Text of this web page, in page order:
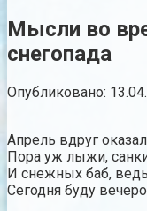
Мысли во
снегопада
Опубликовано:
Апрель вдруг
Пора уж лыжи,
И снежных баб,
Сегодня буду